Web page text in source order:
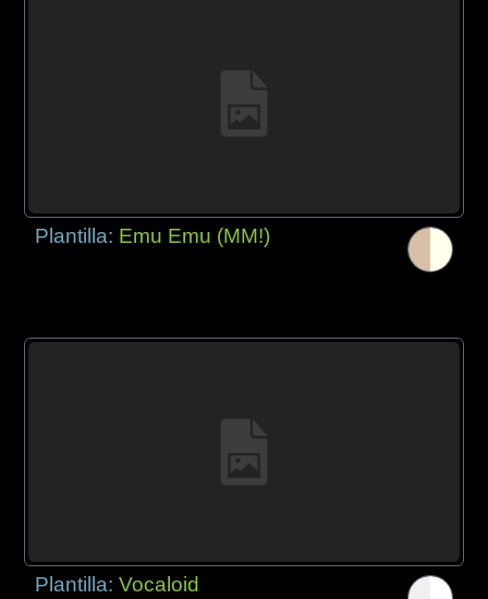
Plantilla: Emu Emu (MM!)
Plantilla:Vocaloid